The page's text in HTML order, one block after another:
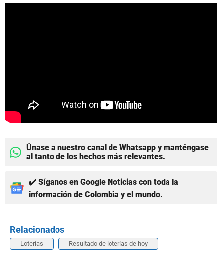
Únase a nuestro canal de Whatsapp y manténgase
al tanto de los hechos más relevantes.
✔️ Síganos en Google Noticias con toda la
información de Colombia y el mundo.
Relacionados
Loterías Resultado de loterías de hoy